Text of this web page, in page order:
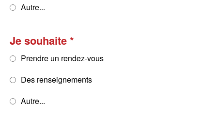
Autre...
Je souhaite
Prendre un rendez-vous
Des renseignements
Autre...